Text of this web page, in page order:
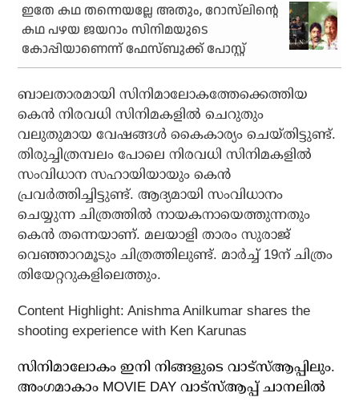
ഇതേ കഥ തന്നെയല്ലേ അതും, റോസ്‌ലിന്റെ
കഥ പഴയ ജയറാം സിനിമയുടെ
കോപ്പിയാണെന്ന് ഫേസ്ബുക്ക് പോസ്റ്റ്
ബാലതാരമായി സിനിമാലോകത്തേക്കെത്തിയ
കെന്‍ നിരവധി സിനിമകളില്‍ ചെറുതും
വലുതുമായ വേഷങ്ങള്‍ കൈകാര്യം ചെയ്തിട്ടുണ്ട്.
തിരുച്ചിത്രമ്പലം പോലെ നിരവധി സിനിമകളില്‍
സംവിധാന സഹായിയായും കെന്‍
പ്രവര്‍ത്തിച്ചിട്ടുണ്ട്. ആദ്യമായി സംവിധാനം
ചെയ്യുന്ന ചിത്രത്തില്‍ നായകനായെത്തുന്നതും
കെന്‍ തന്നെയാണ്. മലയാളി താരം സുരാജ്
വെഞ്ഞാറമൂടും ചിത്രത്തിലുണ്ട്. മാര്‍ച്ച് 19ന് ചിത്രം
തിയേറ്ററുകളിലെത്തും.
Content Highlight: Anishma Anilkumar shares the
shooting experience with Ken Karunas
സിനിമാലോകം ഇനി നിങ്ങളുടെ വാട്സ്ആപ്പിലും.
അം​ഗമാകാം MOVIE DAY വാട്സ്ആപ്പ് ചാനലിൽ